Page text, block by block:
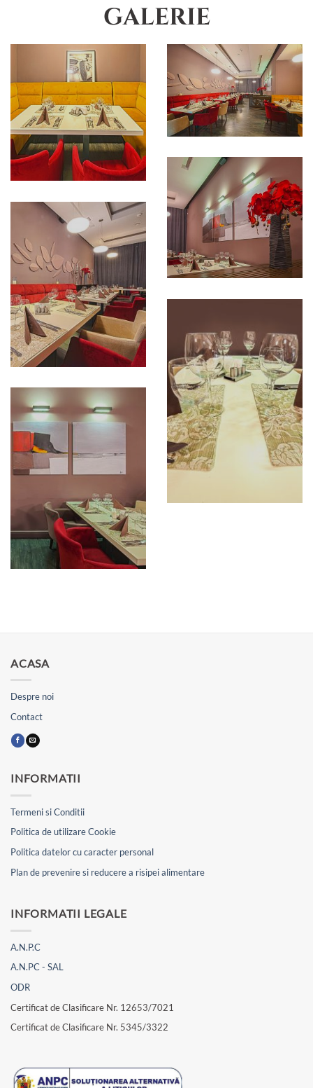
GALERIE
ACASA
Despre noi
Contact
INFORMATII
Termeni si Conditii
Politica de utilizare Cookie
Politica datelor cu caracter personal
Plan de prevenire si reducere a risipei alimentare
INFORMATII LEGALE
A.N.P.C
A.N.PC - SAL
ODR
Certificat de Clasificare Nr. 12653/7021
Certificat de Clasificare Nr. 5345/3322